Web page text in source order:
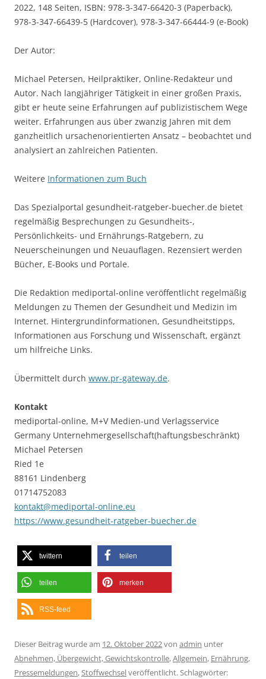
2022, 148 Seiten, ISBN: 978-3-347-66420-3 (Paperback),
978-3-347-66439-5 (Hardcover), 978-3-347-66444-9 (e-Book)
Der Autor:
Michael Petersen, Heilpraktiker, Online-Redakteur und
Autor. Nach langjähriger Tätigkeit in einer großen Praxis,
gibt er heute seine Erfahrungen auf publizistischem Wege
weiter. Erfahrungen aus über zwanzig Jahren mit dem
ganzheitlich ursachenorientierten Ansatz – beobachtet und
analysiert an zahlreichen Patienten.
Weitere Informationen zum Buch
Das Spezialportal gesundheit-ratgeber-buecher.de bietet
regelmäßig Besprechungen zu Gesundheits-,
Persönlichkeits- und Ernährungs-Ratgebern, zu
Neuerscheinungen und Neuauflagen. Rezensiert werden
Bücher, E-Books und Portale.
Die Redaktion mediportal-online veröffentlicht regelmäßig
Meldungen zu Themen der Gesundheit und Medizin im
Internet. Hintergrundinformationen, Gesundheitstipps,
Informationen aus Forschung und Wissenschaft, ergänzt
um hilfreiche Links.
Übermittelt durch www.pr-gateway.de.
Kontakt
mediportal-online, M+V Medien-und Verlagsservice
Germany Unternehmergesellschaft(haftungsbeschränkt)
Michael Petersen
Ried 1e
88161 Lindenberg
01714752083
kontakt@mediportal-online.eu
https://www.gesundheit-ratgeber-buecher.de
twittern teilen
teilen merken
RSS-feed
Dieser Beitrag wurde am 12. Oktober 2022von admin unter
Abnehmen, Übergewicht, Gewichtskontrolle,Allgemein, Ernährung,
Pressemeldungen,Stoffwechselveröffentlicht. Schlagwörter: